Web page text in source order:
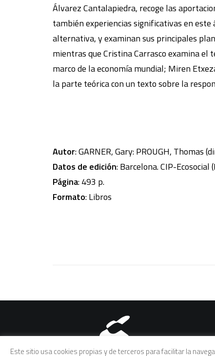
Álvarez Cantalapiedra, recoge las
también experiencias significativas en este
alternativa, y examinan sus principales
mientras que Cristina Carrasco examina el
marco de la economía mundial; Miren
la parte teórica con un texto sobre la
Autor: GARNER, Gary: PROUGH, Thomas
Datos de edición: Barcelona. CIP-
Página: 493 p.
Formato: Libros
Aviso legal|Política de
Este sitio usa cookies propias y de terceros para facilitar la